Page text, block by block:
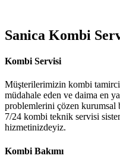
Sanica Kombi
Kombi Servisi
Müşterilerimizin kombi
müdahale eden ve daima en
problemlerini çözen kurumsal
7/24 kombi teknik servisi
hizmetinizdeyiz.
Kombi Bakımı